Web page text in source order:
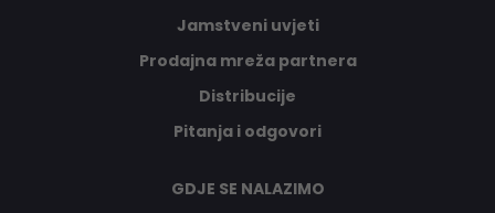
Jamstveni uvjeti
Prodajna mreža partnera
Distribucije
Pitanja i odgovori
GDJE SE NALAZIMO